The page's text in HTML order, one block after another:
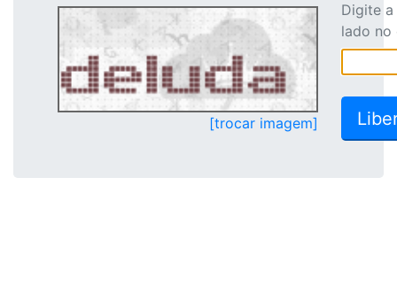
[trocar imagem]
Digite
lado no